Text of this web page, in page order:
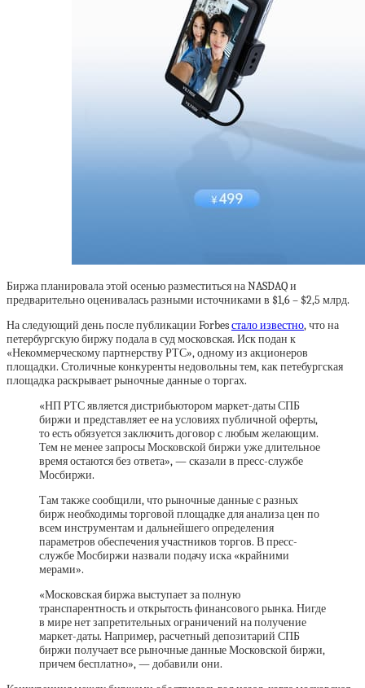
Биржа планировала этой осенью разместиться на NASDAQ и
предварительно оценивалась разными источниками в $1,6 – $2,5 млрд.
На следующий день после публикации Forbesстало известно, что на
петербургскую биржу подала в суд московская. Иск подан к
«Некоммерческому партнерству РТС», одному из акционеров
площадки. Столичные конкуренты недовольны тем, как петебургская
площадка раскрывает рыночные данные о торгах.
«НП РТС является дистрибьютором маркет-даты СПБ
биржи и представляет ее на условиях публичной оферты,
то есть обязуется заключить договор с любым желающим.
Тем не менее запросы Московской биржи уже длительное
время остаются без ответа», — сказали в пресс-службе
Мосбиржи.
Там также сообщили, что рыночные данные с разных
бирж необходимы торговой площадке для анализа цен по
всем инструментам и дальнейшего определения
параметров обеспечения участников торгов. В пресс-
службе Мосбиржи назвали подачу иска «крайними
мерами».
«Московская биржа выступает за полную
транспарентность и открытость финансового рынка. Нигде
в мире нет запретительных ограничений на получение
маркет-даты. Например, расчетный депозитарий СПБ
биржи получает все рыночные данные Московской биржи,
причем бесплатно», — добавили они.